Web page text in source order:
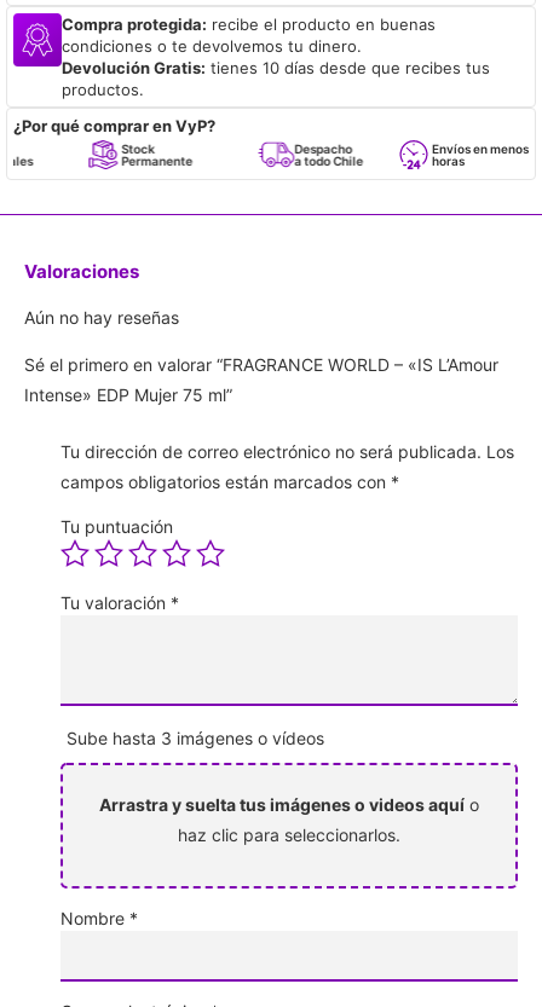
Compra protegida: recibe el producto en buenas
condiciones o te devolvemos tu dinero.
Devolución Gratis: tienes 10 días desde que recibes tus
productos.
¿Por qué comprar en VyP?
Stock
Permanente
Despacho
a todo Chile
Envíos en menos de 24
horas
Valoraciones
Aún no hay reseñas
Sé el primero en valorar “FRAGRANCE WORLD – «IS L’Amour
Intense» EDP Mujer 75 ml”
Tu dirección de correo electrónico no será publicada. Los
campos obligatorios están marcados con *
Tu puntuación
Tu valoración *
Sube hasta 3 imágenes o vídeos
Arrastra y suelta tus imágenes o videos aquí o
haz clic para seleccionarlos.
Nombre *